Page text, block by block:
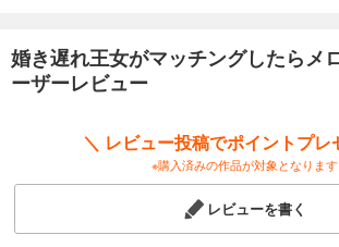
婚き遅れ王女がマッチングしたらメ
ーザーレビュー
＼ レビュー投稿でポイントプレ
※購入済みの作品が対象となります
レビューを書く